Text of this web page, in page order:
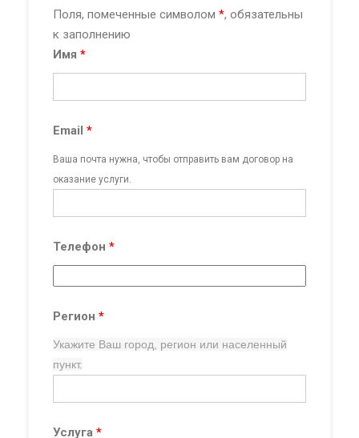
Поля, помеченные символом *, обязательны
к заполнению
Имя *
Email *
Ваша почта нужна, чтобы отправить вам договор на
оказание услуги.
Телефон *
Регион *
Укажите Ваш город, регион или населенный
пункт.
Услуга *